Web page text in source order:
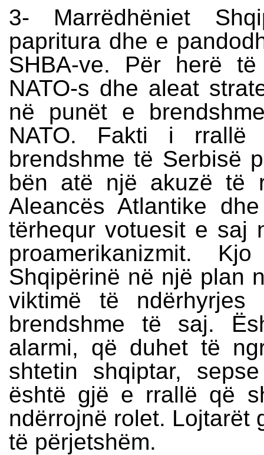
3- Marrëdhëniet
papritura dhe e
SHBA-ve. Për herë
NATO-s dhe aleat
në punët e
NATO. Fakti i
brendshme të Serbisë
bën atë një akuzë të
Aleancës Atlantike
tërhequr votuesit e saj
proamerikanizmit.
Shqipërinë në një plan
viktimë të
brendshme të saj.
alarmi, që duhet të
shtetin shqiptar,
është gjë e rrallë që
ndërrojnë rolet. Lojtarët
të përjetshëm.